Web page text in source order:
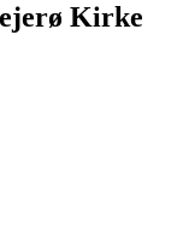
Kirke